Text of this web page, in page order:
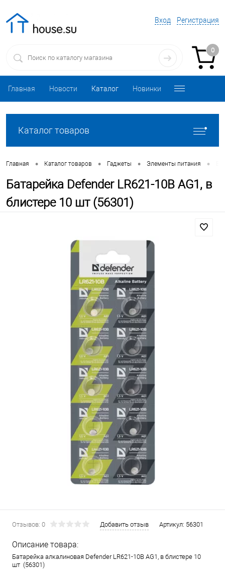
Вход Регистрация
0
Главная Новости Каталог Новинки
Каталог товаров
Главная • Каталог товаров • Гаджеты • Элементы питания •
Батарейка Defender LR621-10B AG1, в
блистере 10 шт (56301)
Отзывов: 0 Добавить отзыв Артикул: 56301
Описание товара:
Батарейка алкалиновая Defender LR621-10B AG1, в блистере 10
шт (56301)